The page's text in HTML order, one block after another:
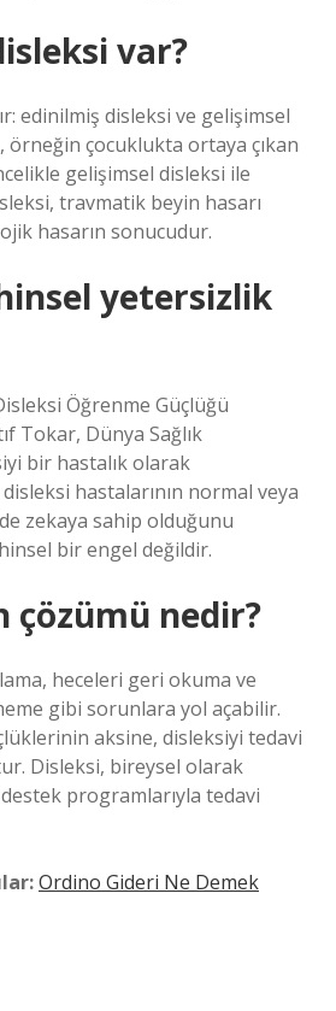
var?
edinilmiş disleksi ve gelişimsel
örneğin çocuklukta ortaya çıkan
gelişimsel disleksi ile
travmatik beyin hasarı
hasarın sonucudur.
yetersizlik
Öğrenme Güçlüğü
Tokar, Dünya Sağlık
bir hastalık olarak
disleksi hastalarının normal veya
zekaya sahip olduğunu
bir engel değildir.
çözümü nedir?
heceleri geri okuma ve
gibi sorunlara yol açabilir.
aksine, disleksiyi tedavi
Disleksi, bireysel olarak
programlarıyla tedavi
Ordino Gideri Ne Demek